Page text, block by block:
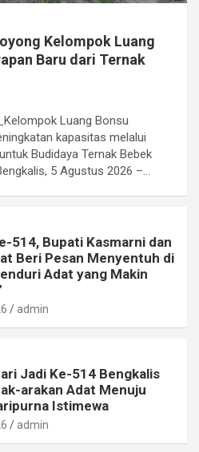
Kelompok Luang
Baru dari Ternak
Luang Bonsu
kapasitas melalui
Budidaya Ternak Bebek
5 Agustus 2026 –…
514, Bupati Kasmarni dan
Beri Pesan Menyentuh di
Adat yang Makin
admin
Jadi Ke-514 Bengkalis
arakan Adat Menuju
Istimewa
admin